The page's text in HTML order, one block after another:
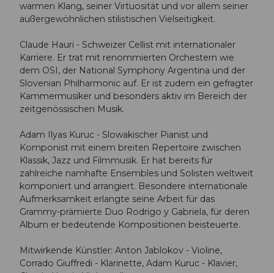
warmen Klang, seiner Virtuosität und vor allem seiner
außergewöhnlichen stilistischen Vielseitigkeit.
Claude Hauri - Schweizer Cellist mit internationaler
Karriere. Er trat mit renommierten Orchestern wie
dem OSI, der National Symphony Argentina und der
Slovenian Philharmonic auf. Er ist zudem ein gefragter
Kammermusiker und besonders aktiv im Bereich der
zeitgenössischen Musik.
Adam Ilyas Kuruc - Slowakischer Pianist und
Komponist mit einem breiten Repertoire zwischen
Klassik, Jazz und Filmmusik. Er hat bereits für
zahlreiche namhafte Ensembles und Solisten weltweit
komponiert und arrangiert. Besondere internationale
Aufmerksamkeit erlangte seine Arbeit für das
Grammy-prämierte Duo Rodrigo y Gabriela, für deren
Album er bedeutende Kompositionen beisteuerte.
Mitwirkende Künstler: Anton Jablokov - Violine,
Corrado Giuffredi - Klarinette, Adam Kuruc - Klavier,